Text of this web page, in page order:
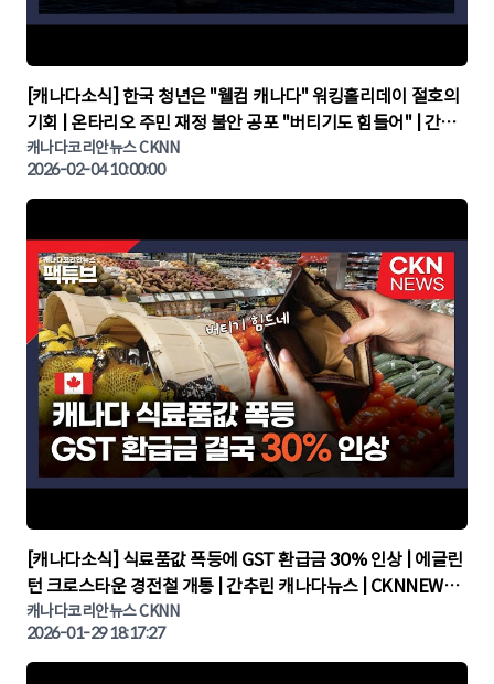
▶
[캐나다소식] 한국 청년은 "웰컴 캐나다" 워킹홀리데이 절호의
기회 | 온타리오 주민 재정 불안 공포 "버티기도 힘들어" | 간추
린 캐나다뉴스 | CKNNEWS, 캐나다코리안뉴스
캐나다코리안뉴스 CKNN
2026-02-04 10:00:00
▶
[캐나다소식] 식료품값 폭등에 GST 환급금 30% 인상 | 에글린
턴 크로스타운 경전철 개통 | 간추린 캐나다뉴스 | CKNNEWS,
캐나다코리안뉴스
캐나다코리안뉴스 CKNN
2026-01-29 18:17:27